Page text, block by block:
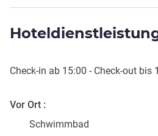
Check-in ab 15:00 - Check-out bis
Vor Ort
Schwimmbad